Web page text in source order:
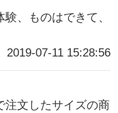
、ものはできて、
2019-07-11 15:28:56
注文したサイズの商